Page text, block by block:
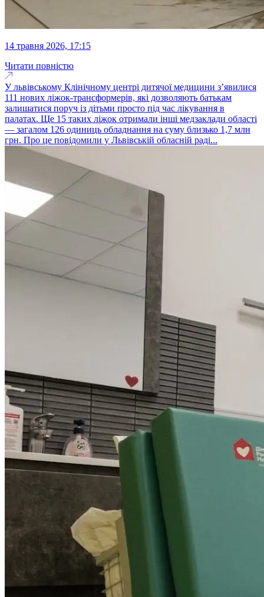
14 травня 2026, 17:15
Читати повністю
У львівському Клінічному центрі дитячої медицини з’явилися
111 нових ліжок-трансформерів, які дозволяють батькам
залишатися поруч із дітьми просто під час лікування в
палатах. Ще 15 таких ліжок отримали інші медзаклади області
— загалом 126 одиниць обладнання на суму близько 1,7 млн
грн. Про це повідомили у Львівській обласній раді...